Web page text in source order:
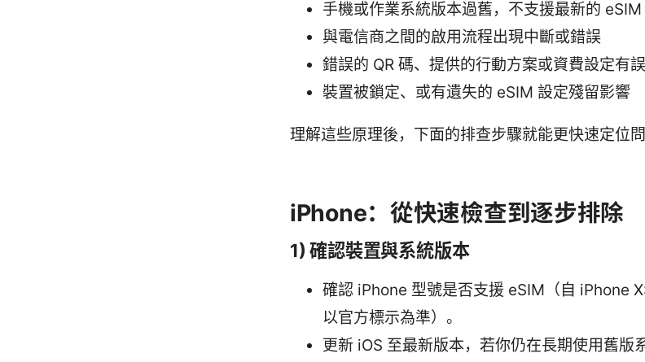
手機或作業系統版本過舊，不支援最新的
與電信商之間的啟用流程出現中斷或錯誤
錯誤的 QR 碼、提供的行動方案或資費設定有誤
裝置被鎖定、或有遺失的 eSIM 設定殘留影響
理解這些原理後，下面的排查步驟就能更快速定位問
iPhone：從快速檢查到逐步排除
1) 確認裝置與系統版本
確認 iPhone 型號是否支援 eSIM（自 iPhone
以官方標示為準）。
更新 iOS 至最新版本，若你仍在長期使用舊版